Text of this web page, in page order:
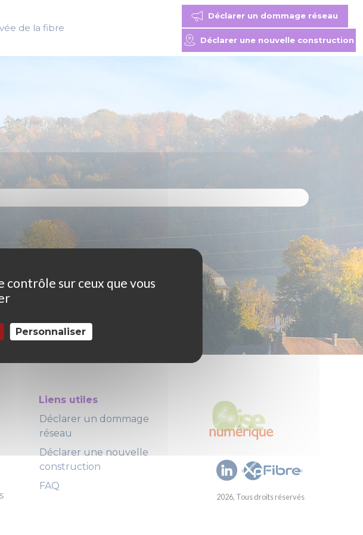
de la fibre
Déclarer un dommage réseau
Déclarer une nouvelle construction
Liens utiles
Déclarer un dommage
réseau
Déclarer une nouvelle
construction
FAQ
2026, Tous droits réservés
contrôle sur ceux que vous
Personnaliser